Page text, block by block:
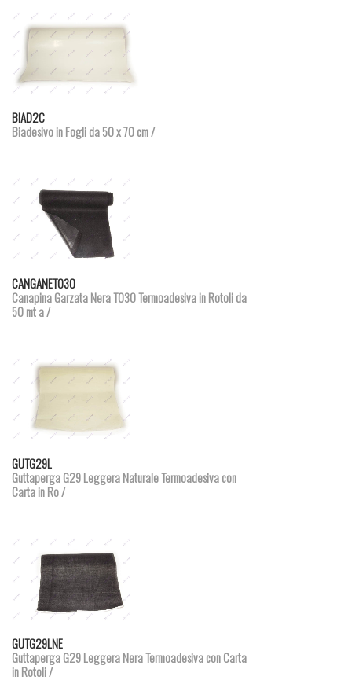
BIAD2C
Biadesivo in Fogli da 50 x 70 cm /
CANGANET030
Canapina Garzata Nera T030 Termoadesiva in Rotoli da
50 mt a /
GUTG29L
Guttaperga G29 Leggera Naturale Termoadesiva con
Carta in Ro /
GUTG29LNE
Guttaperga G29 Leggera Nera Termoadesiva con Carta
in Rotoli /